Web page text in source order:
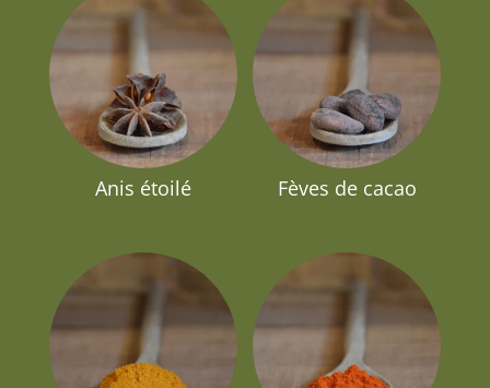
Anis étoilé Fèves de cacao